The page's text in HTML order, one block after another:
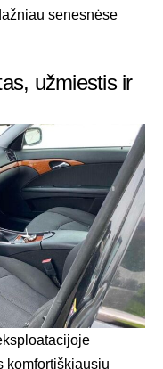
senesnėse
užmiestis ir
komfortiškiausių